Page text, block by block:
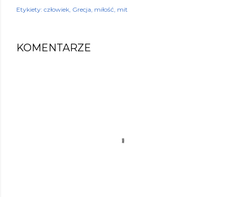
Etykiety: człowiek Grecja miłość mit
KOMENTARZE